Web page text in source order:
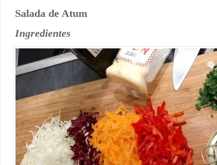
Salada de Atum
Ingredientes